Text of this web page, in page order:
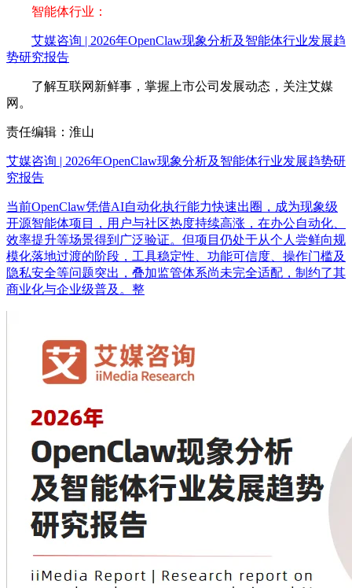
智能体行业：
艾媒咨询 | 2026年OpenClaw现象分析及智能体行业发展趋
势研究报告
了解互联网新鲜事，掌握上市公司发展动态，关注艾媒
网。
责任编辑：淮山
艾媒咨询 | 2026年OpenClaw现象分析及智能体行业发展趋势研
究报告
当前OpenClaw凭借AI自动化执行能力快速出圈，成为现象级
开源智能体项目，用户与社区热度持续高涨，在办公自动化、
效率提升等场景得到广泛验证。但项目仍处于从个人尝鲜向规
模化落地过渡的阶段，工具稳定性、功能可信度、操作门槛及
隐私安全等问题突出，叠加监管体系尚未完全适配，制约了其
商业化与企业级普及。整